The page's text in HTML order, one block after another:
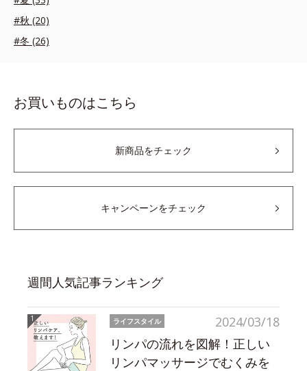
#秋 (20)
#冬 (26)
お買いものはこちら
新商品をチェック
キャンペーンをチェック
週間人気記事ランキング
2024/03/18
ライフスタイル
リンパの流れを図解！正しい
リンパマッサージでむくみを